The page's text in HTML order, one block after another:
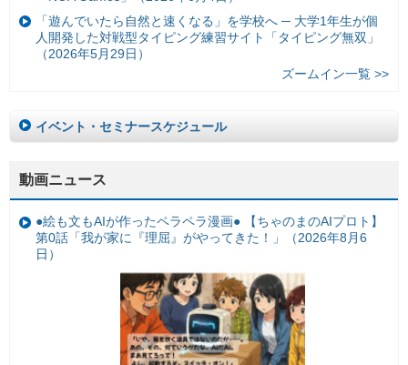
「遊んでいたら自然と速くなる」を学校へ ─ 大学1年生が個
人開発した対戦型タイピング練習サイト「タイピング無双」
（2026年5月29日）
ズームイン一覧 >>
イベント・セミナースケジュール
動画ニュース
●絵も文もAIが作ったペラペラ漫画● 【ちゃのまのAIプロト】
第0話「我が家に『理屈』がやってきた！」（2026年8月6
日）